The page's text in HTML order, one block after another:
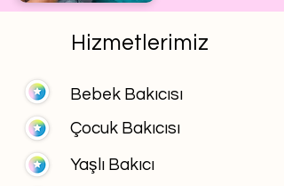
Hizmetlerimiz
Bebek Bakıcısı
Çocuk Bakıcısı
Yaşlı Bakıcı